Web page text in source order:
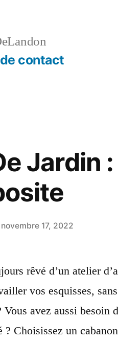
contact
Jardin
novembre 17, 2022
rêvé d’un atelier
vos esquisses,
Vous avez aussi besoin
? Choisissez un